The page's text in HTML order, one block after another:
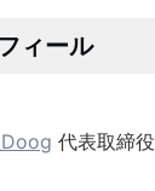
ィール
代表取締役